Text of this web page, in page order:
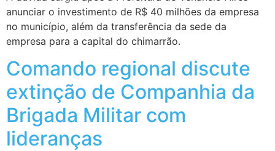
anunciar o investimento de R$ 40 milhões da empresa
no município, além da transferência da sede da
empresa para a capital do chimarrão.
Comando regional discute
extinção de Companhia da
Brigada Militar com
lideranças